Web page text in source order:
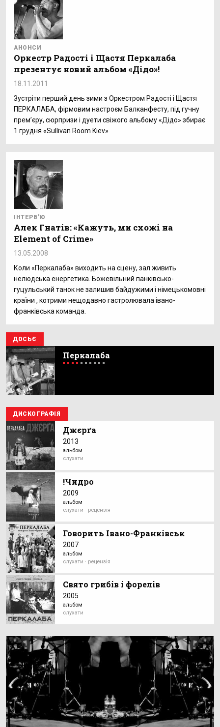
АНОНСИ
Оркестр Радості і Щастя Перкалаба
презентує новий альбом «Дідо»!
18.11.2011
Зустріти перший день зими з Оркестром Радості і Щастя
ПЕРКАЛАБА, фірмовим настроєм Балканфесту, під гучну
прем’єру, сюрпризи і дуети свіжого альбому «Дідо» збирає
1 грудня «Sullivan Room Kiev»
ІНТЕРВ'Ю
Алек Гнатів: «Кажуть, ми схожі на
Element of Crime»
13.05.2008
Коли «Перкалаба» виходить на сцену, зал живить
нелюдська енергетика. Божевільний панківсько-
гуцульський танок не залишив байдужими і німецькомовні
країни , котрими нещодавно гастролювала івано-
франківська команда.
ДОСЬЄ
Перкалаба
ДИСКОГРАФІЯ
Джєрґа
2013
альбом
слухати
!Чидро
2009
альбом
слухати · рецензія
Говорить Івано-Франківськ
2007
альбом
слухати · рецензія
Свято грибiв i форелiв
2005
альбом
слухати